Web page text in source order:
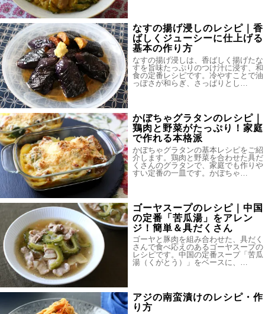
なすの揚げ浸しのレシピ｜香
ばしくジューシーに仕上げる
基本の作り方
なすの揚げ浸しは、香ばしく揚げたな
すを旨味たっぷりのつけ汁に浸す、和
食の定番レシピです。冷やすことで油
っぽさが和らぎ、さっぱりとし…
かぼちゃグラタンのレシピ｜
鶏肉と野菜がたっぷり！家庭
で作れる本格派
かぼちゃグラタンの基本レシピをご紹
介します。鶏肉と野菜を合わせた具だ
くさんのグラタンで、家庭でも作りや
すい定番の一皿です。かぼちゃ…
ゴーヤスープのレシピ｜中国
の定番「苦瓜湯」をアレン
ジ！簡単＆具だくさん
ゴーヤと豚肉を組み合わせた、具だく
さんで食べ応えのあるゴーヤスープの
レシピです。中国の定番スープ「苦瓜
湯（くがとう）」をベースに、…
アジの南蛮漬けのレシピ・作
り方